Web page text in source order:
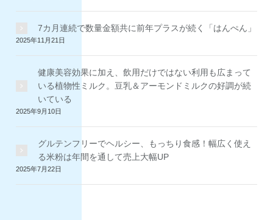
7カ月連続で数量金額共に前年プラスが続く「はんぺん」
2025年11月21日
健康美容効果に加え、飲用だけではない利用も広まって
いる植物性ミルク。豆乳＆アーモンドミルクの好調が続
いている
2025年9月10日
グルテンフリーでヘルシー、もっちり食感！幅広く使え
る米粉は年間を通して売上大幅UP
2025年7月22日